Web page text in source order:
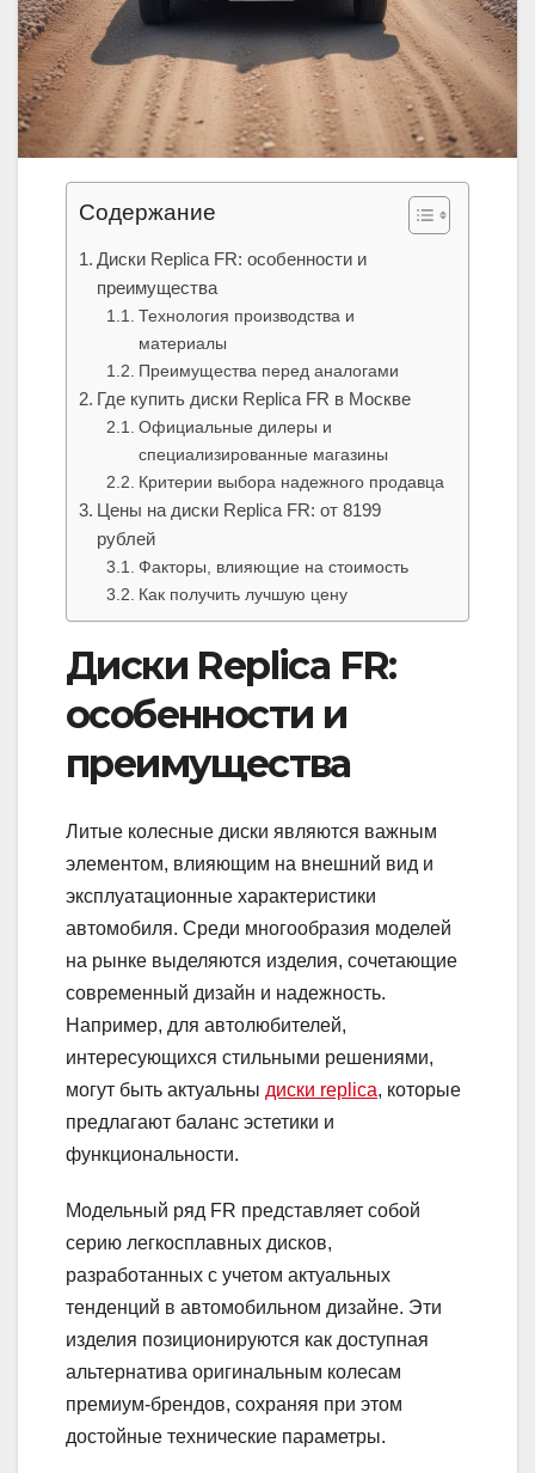
Содержание
Диски Replica FR: особенности и
преимущества
Технология производства и
материалы
Преимущества перед аналогами
Где купить диски Replica FR в Москве
Официальные дилеры и
специализированные магазины
Критерии выбора надежного продавца
Цены на диски Replica FR: от 8199
рублей
Факторы, влияющие на стоимость
Как получить лучшую цену
Диски Replica FR:
особенности и
преимущества
Литые колесные диски являются важным
элементом, влияющим на внешний вид и
эксплуатационные характеристики
автомобиля. Среди многообразия моделей
на рынке выделяются изделия, сочетающие
современный дизайн и надежность.
Например, для автолюбителей,
интересующихся стильными решениями,
могут быть актуальны диски replica, которые
предлагают баланс эстетики и
функциональности.
Модельный ряд FR представляет собой
серию легкосплавных дисков,
разработанных с учетом актуальных
тенденций в автомобильном дизайне. Эти
изделия позиционируются как доступная
альтернатива оригинальным колесам
премиум-брендов, сохраняя при этом
достойные технические параметры.